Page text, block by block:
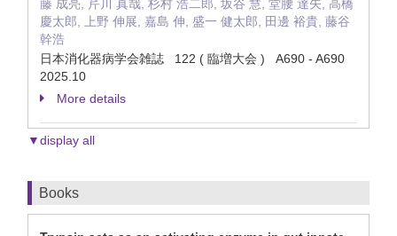
藤 成亮, 芹川 真哉, 杉村 浩二郎, 坂谷 慧, 堂腰 達矢, 高橋
慶太郎, 上野 伸展, 嘉島 伸, 盛一 健太郎, 田邊 裕貴, 藤谷
幹浩
日本消化器病学会雑誌 122 ( 臨増大会 ) A690 - A690
2025.10
More details
▼display all
Books